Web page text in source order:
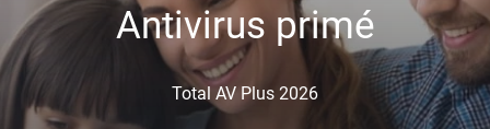
Antivirus primé
Total AV Plus 2026